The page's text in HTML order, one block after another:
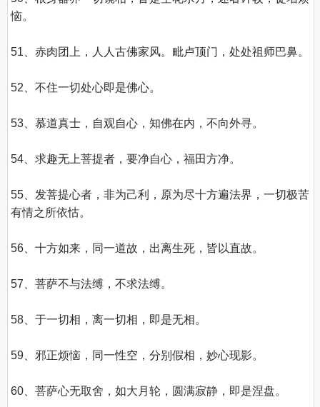
恼。
51、赤肉团上，人人古佛家风。毗卢顶门，处处祖师巴鼻。
52、不住一切处心即是佛心。
53、慕道真士，自观自心，知佛在内，不向外寻。
54、求趣无上菩提者，要净自心，福田方净。
55、发菩提心者，非为己利，原为尽十方遍法界，一切极苦
有情之所依怙。
56、十方如来，同一道故，出离生死，皆以直故。
57、菩萨不与法缚，不求法缚。
58、于一切相，离一切相，即是无相。
59、邪正烦恼，同一性空，分别假相，妙心现影。
60、菩萨心无取舍，如大月轮，圆满寂静，即是涅盘。